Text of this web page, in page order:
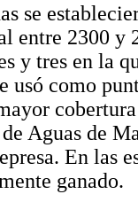
se
entre 2300 y
y tres en la
usó como
Aguas de
En las
ganado.